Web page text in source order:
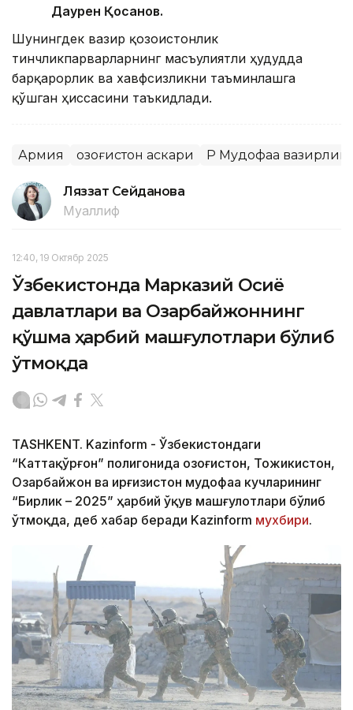
Даурен Қосанов.
Шунингдек вазир қозоғистонлик
тинчликпарварларнинг масъулиятли ҳудудда
барқарорлик ва хавфсизликни таъминлашга
қўшган ҳиссасини таъкидлади.
Армия Қозоғистон аскари ҚР Мудофаа
Ляззат Сейданова
Муаллиф
12:40, 19 Октябр 2025
Ўзбекистонда Марказий Осиё
давлатлари ва Озарбайжоннинг
қўшма ҳарбий машғулотлари бўлиб
ўтмоқда
TASHKENT. Kazinform - Ўзбекистондаги
“Каттақўрғон” полигонида Қозоғистон, Тожикистон,
Озарбайжон ва Қирғизистон мудофаа кучларининг
“Бирлик – 2025” ҳарбий ўқув машғулотлари бўлиб
ўтмоқда, деб хабар беради Kazinform мухбири.